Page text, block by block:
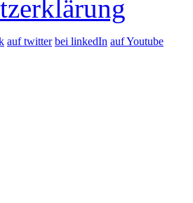
auf twitter bei linkedIn auf Youtube